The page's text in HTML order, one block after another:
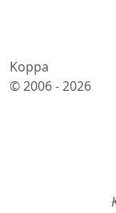
Koppa
© 2006 -2026